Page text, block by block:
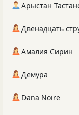
Арыстан
Двенадцать
Амалия Сирин
Демура
Dana Noire